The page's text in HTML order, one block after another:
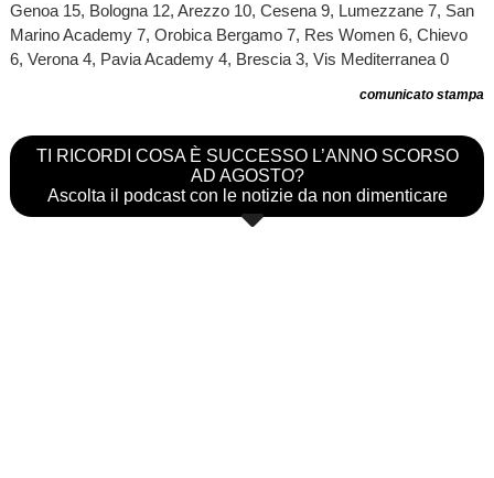
Genoa 15, Bologna 12, Arezzo 10, Cesena 9, Lumezzane 7, San
Marino Academy 7, Orobica Bergamo 7, Res Women 6, Chievo
6, Verona 4, Pavia Academy 4, Brescia 3, Vis Mediterranea 0
comunicato stampa
TI RICORDI COSA È SUCCESSO L’ANNO SCORSO
AD AGOSTO?
Ascolta il podcast con le notizie da non dimenticare